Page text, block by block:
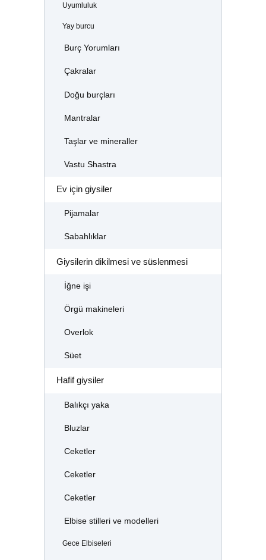
Uyumluluk
Yay burcu
Burç Yorumları
Çakralar
Doğu burçları
Mantralar
Taşlar ve mineraller
Vastu Shastra
Ev için giysiler
Pijamalar
Sabahlıklar
Giysilerin dikilmesi ve süslenmesi
İğne işi
Örgü makineleri
Overlok
Süet
Hafif giysiler
Balıkçı yaka
Bluzlar
Ceketler
Ceketler
Ceketler
Elbise stilleri ve modelleri
Gece Elbiseleri